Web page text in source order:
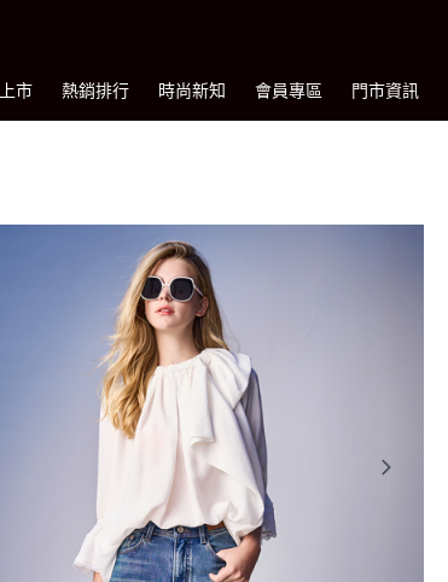
市 熱銷排行 時尚新知 會員專區 門市資訊